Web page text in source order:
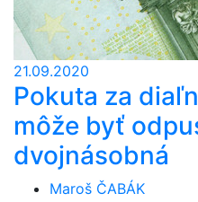
21.09.2020
Pokuta za
môže byť
dvojnásobná
Maroš ČABÁK